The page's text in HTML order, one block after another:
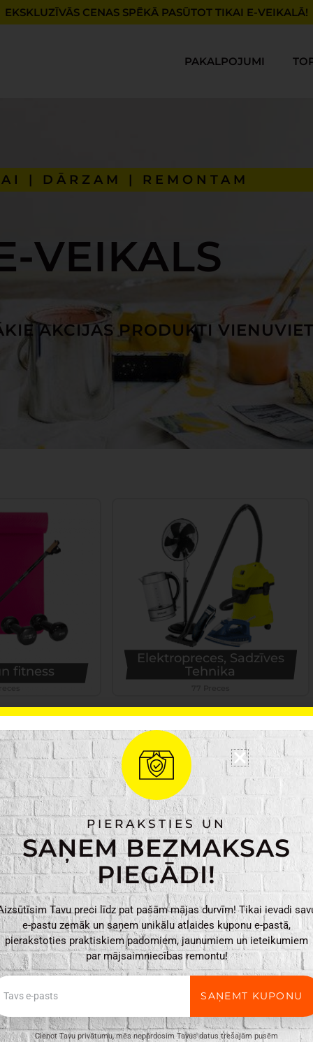
EKSKLUZĪVĀS CENAS SPĒKĀ PASŪTOT TIKAI E-VEIKALĀ!
PAKALPOJUMI
| DĀRZAM | REMONTAM
VEIKALS
AKCIJAS PRODUKTI
fitness
Elektropreces, Sadzīves
Tehnika
preces Apgaismojums
159 Preces
PIERAKSTIES UN
SAŅEM BEZMAKSAS
PIEGĀDI!
Tavu preci līdz pat pašām mājas durvīm! Tikai ievadi
e-pastu zemāk un saņem unikālu atlaides kuponu e-pastā,
pierakstoties praktiskiem padomiem, jaunumiem un ieteikumiem
par mājsaimniecības remontu!
SAŅEMT KUPONU
Cienot Tavu privātumu, mēs nepārdosim Tavus datus trešajām pusēm